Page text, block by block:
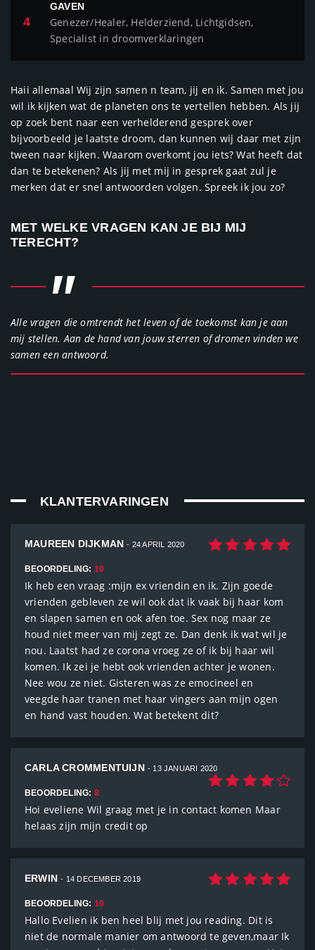
4
GAVEN
Genezer/Healer, Helderziend, Lichtgidsen,
Specialist in droomverklaringen
Haii allemaal Wij zijn samen n team, jij en ik. Samen met jou
wil ik kijken wat de planeten ons te vertellen hebben. Als jij
op zoek bent naar een verhelderend gesprek over
bijvoorbeeld je laatste droom, dan kunnen wij daar met zijn
tween naar kijken. Waarom overkomt jou iets? Wat heeft dat
dan te betekenen? Als jij met mij in gesprek gaat zul je
merken dat er snel antwoorden volgen. Spreek ik jou zo?
MET WELKE VRAGEN KAN JE BIJ MIJ
TERECHT?
"
Alle vragen die omtrendt het leven of de toekomst kan je aan
mij stellen. Aan de hand van jouw sterren of dromen vinden we
samen een antwoord.
KLANTERVARINGEN
MAUREEN DIJKMAN- 24 APRIL 2020
BEOORDELING: 10
Ik heb een vraag :mijn ex vriendin en ik. Zijn goede
vrienden gebleven ze wil ook dat ik vaak bij haar kom
en slapen samen en ook afen toe. Sex nog maar ze
houd niet meer van mij zegt ze. Dan denk ik wat wil je
nou. Laatst had ze corona vroeg ze of ik bij haar wil
komen. Ik zei je hebt ook vrienden achter je wonen.
Nee wou ze niet. Gisteren was ze emocineel en
veegde haar tranen met haar vingers aan mijn ogen
en hand vast houden. Wat betekent dit?
CARLA CROMMENTUIJN - 13 JANUARI 2020
BEOORDELING: 8
Hoi eveliene Wil graag met je in contact komen Maar
helaas zijn mijn credit op
ERWIN- 14 DECEMBER 2019
BEOORDELING: 10
Hallo Evelien ik ben heel blij met jou reading. Dit is
niet de normale manier om antwoord te geven,maar Ik